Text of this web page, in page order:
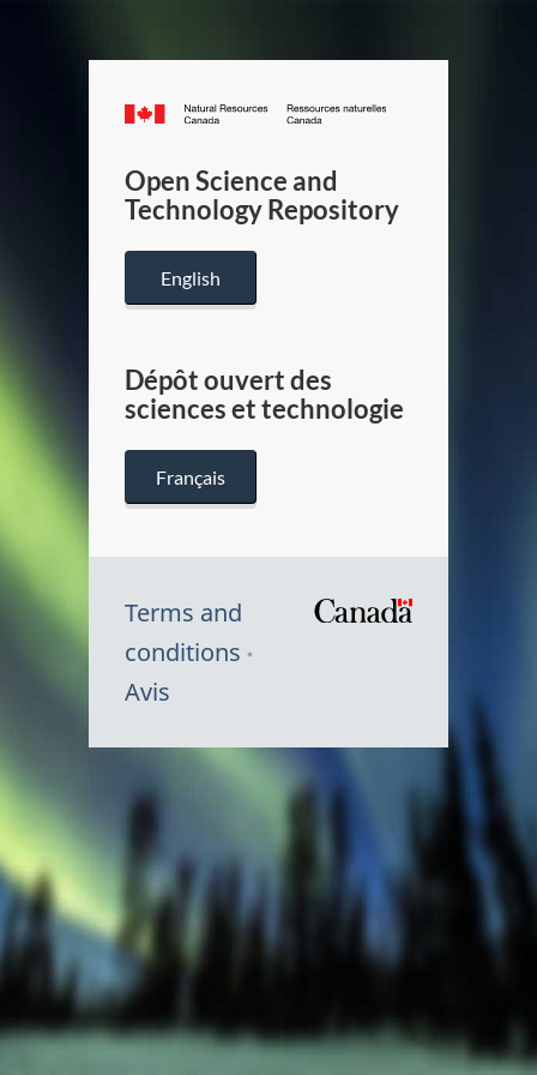
Canada.ca
/
Canada
Open Science and
Technology Repository
English
Dépôt ouvert des
sciences et technologie
Français
Terms and
conditions
Avis
Canada